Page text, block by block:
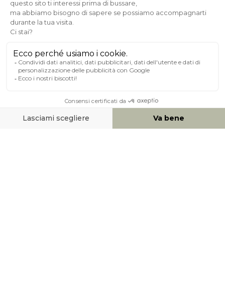
Pagamento sicuro
A PROPOSITO DI MILIBOO
AIUTO & CONTATTO